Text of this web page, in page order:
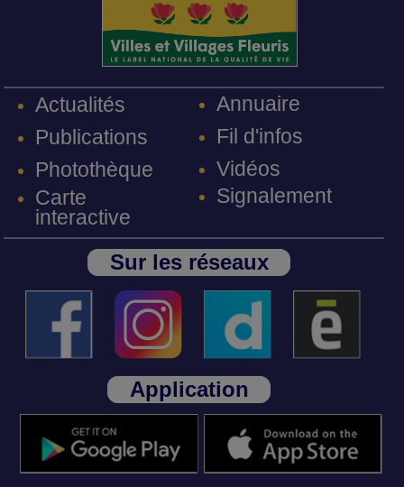
Actualités
Publications
Photothèque
Carte
interactive
Annuaire
Fil d'infos
Vidéos
Signalement
Sur les réseaux
Application